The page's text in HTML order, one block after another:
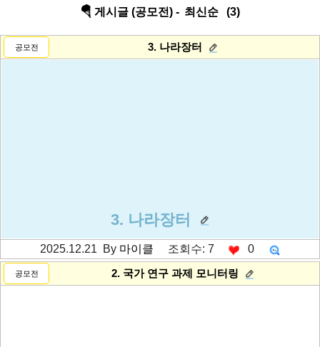
🪂 게시글 (공모전) - 최신순 (3)
공모전 3. 나라장터
3. 나라장터
2025.12.21 By 마이클 조회수: 7 0
공모전 2. 국가 연구 과제 모니터링